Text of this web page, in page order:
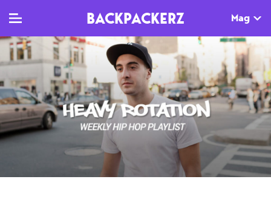
BACKPACKERZ Mag
TV
Clips
Live
MAG
Dossiers
Tops
Interviews
AGENDA
Paris
Festivals